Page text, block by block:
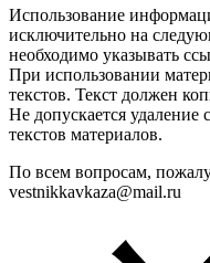
Использование
исключительно на
необходимо указывать
При использовании
текстов. Текст должен
Не допускается
текстов материалов.
По всем вопросам,
vestnikkavkaza@mail.ru